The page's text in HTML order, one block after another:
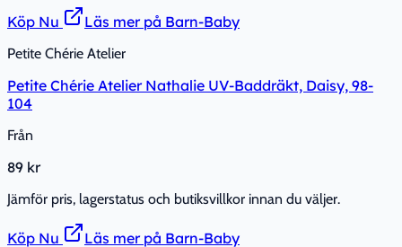
Köp Nu Läs mer på Barn-Baby
Petite Chérie Atelier
Petite Chérie Atelier Nathalie UV-Baddräkt, Daisy, 98-
104
Från
89 kr
Jämför pris, lagerstatus och butiksvillkor innan du väljer.
Köp Nu Läs mer på Barn-Baby